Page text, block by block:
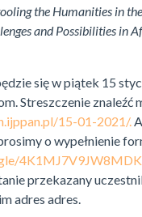
the Humanities in
and Possibilities in
się w piątek 15
Streszczenie znaleźć
15-01-2021/.
o wypełnienie
przekazany
adres adres.